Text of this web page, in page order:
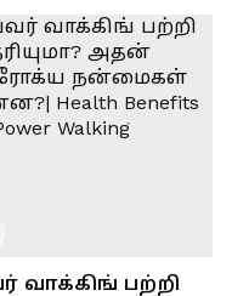
வாக்கிங் பற்றி